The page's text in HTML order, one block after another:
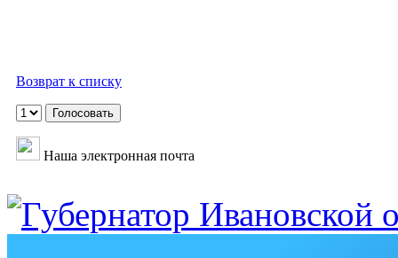
Возврат к списку
Наша электронная почта